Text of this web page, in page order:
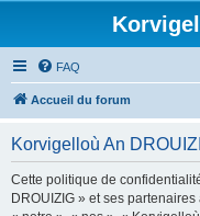
FAQ
Accueil du forum
Korvigelloù An
Cette politique de
DROUIZIG » et ses